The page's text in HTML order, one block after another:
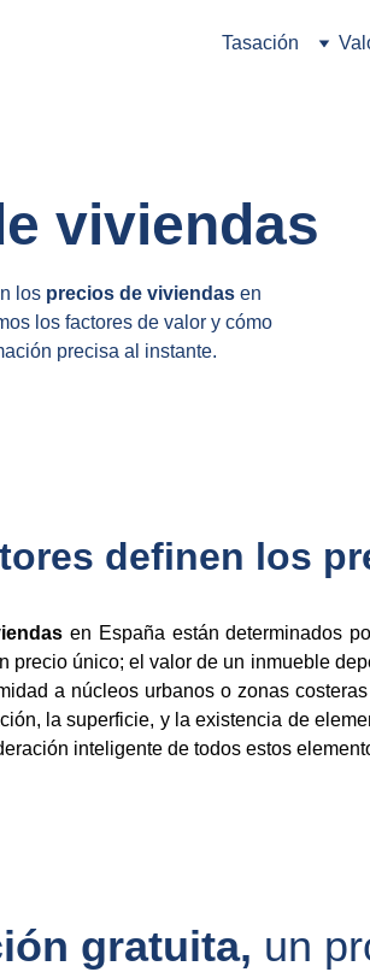
Tasación
viviendas
los precios de viviendas en
los factores de valor y cómo
precisa al instante.
definen los
en España están determinados
precio único; el valor de un inmueble
a núcleos urbanos o zonas
la superficie, y la existencia de
inteligente de todos estos
gratuita, un